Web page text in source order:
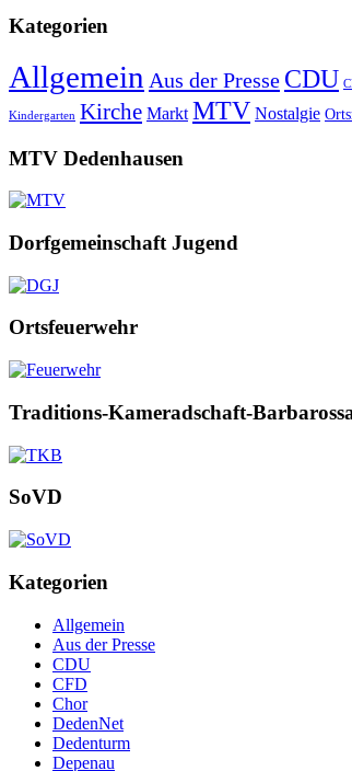
Kategorien
Allgemein Aus der Presse CDU
Kindergarten Kirche Markt MTV Nostalgie
MTV Dedenhausen
Dorfgemeinschaft Jugend
Ortsfeuerwehr
Traditions-Kameradschaft-
SoVD
Kategorien
Allgemein
Aus der Presse
CDU
CFD
Chor
DedenNet
Dedenturm
Depenau